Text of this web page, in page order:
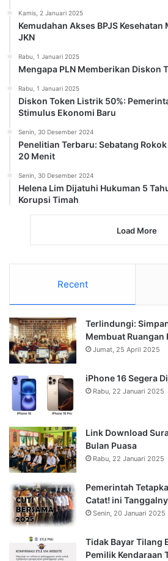
Kamis, 2 Januari 2025
Kemudahan Akses BPJS
JKN
Rabu, 1 Januari 2025
Mengapa PLN Memberikan Diskon
Rabu, 1 Januari 2025
Diskon Token Listrik 50%:
Stimulus Ekonomi Baru
Senin, 30 Desember 2024
Penelitian Terbaru: Sebatang
20 Menit
Senin, 30 Desember 2024
Helena Lim Dijatuhi Hukuman 5
Korupsi Timah
Load More
Recent
Terlindungi:
Membuat Ruangan
Jumat, 25 April 2025
iPhone 16 Segera
Rabu, 22 Januari 2025
Link Download
Bulan Puasa
Rabu, 22 Januari 2025
Pemerintah
Catat! ini
Senin, 20 Januari 2025
Tidak Bayar Tilang
Pemilik Kendaraan